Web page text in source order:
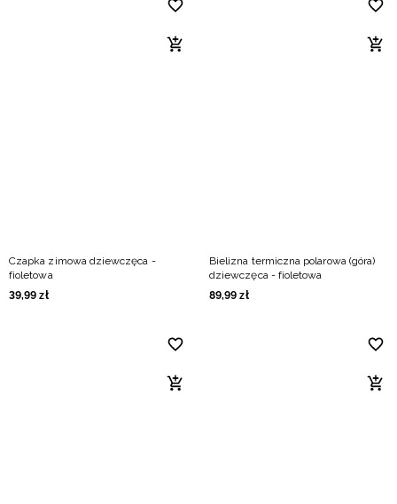
Czapka zimowa dziewczęca -
fioletowa
39,99 zł
Bielizna termiczna polarowa (góra)
dziewczęca - fioletowa
89,99 zł